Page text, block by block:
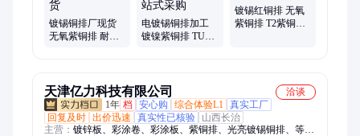
镀锡铜排厂现货
无氧紫铜排 耐压
电镀锡铜排加工
镀镍紫铜排 TU1
镀锡红铜排 无氧
紫铜排 T2紫铜母
天津亿力科技有限公司
洽谈
1年 档 安心购 综合体验L1
真实工厂
回复及时 出价迅速 真实性已核验
山西长治
主营： 镀锌板、彩涂卷、彩涂板、紫铜排、光亮镀锡铜排、等边